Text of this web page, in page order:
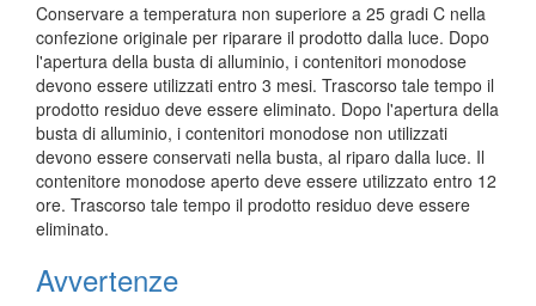
Conservare a temperatura non superiore a 25 gradi C nella
confezione originale per riparare il prodotto dalla luce. Dopo
l'apertura della busta di alluminio, i contenitori monodose
devono essere utilizzati entro 3 mesi. Trascorso tale tempo il
prodotto residuo deve essere eliminato. Dopo l'apertura della
busta di alluminio, i contenitori monodose non utilizzati
devono essere conservati nella busta, al riparo dalla luce. Il
contenitore monodose aperto deve essere utilizzato entro 12
ore. Trascorso tale tempo il prodotto residuo deve essere
eliminato.
Avvertenze